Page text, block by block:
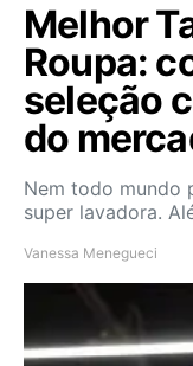
Melhor
Roupa:
seleção
do
Nem todo mundo
super lavadora.
Vanessa Menegueci